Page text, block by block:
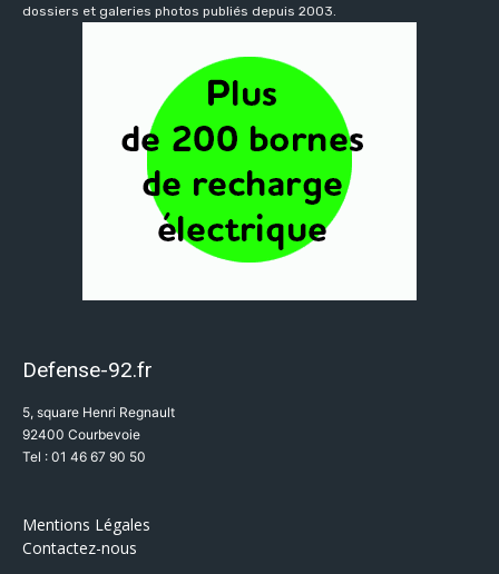
dossiers et galeries photos publiés depuis 2003.
Defense-92.fr
5, square Henri Regnault
92400 Courbevoie
Tel : 01 46 67 90 50
Mentions Légales
Contactez-nous